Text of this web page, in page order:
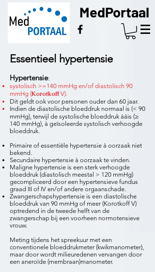
MedPortaal
Essentieel hypertensie
Hypertensie:
systolisch >=140 mmHg en/of diastolisch 90
mmHg (Korotkoff V).
Dit geldt ook voor personen ouder dan 60 jaar.
Indien de diastolische bloeddruk normaal is (< 90
mmHg), terwijl de systolische bloeddruk ááis (≥
140 mmHg), à geïsoleerde systolisch verhoogde
bloeddruk.
Primaire of essentiële hypertensie à oorzaak niet
bekend.
Secundaire hypertensie à oorzaak te vinden.
Maligne hypertensie is een sterk verhoogde
bloeddruk (diastolisch meestal > 120 mmHg)
gecompliceerd door een hypertensieve fundus
graad III of IV en/of andere orgaanschade.
Zwangerschapshypertensie is een diastolische
bloeddruk van 90 mmHg of meer (Korotkoff V)
optredend in de tweede helft van de
zwangerschap bij een voorheen normotensieve
vrouw.
Meting tijdens het spreekuur met een
conventionele bloeddrukmeter (kwikmanometer),
maar door wordt milieuredenen vervangen door
een aneroïde (membraan)manometer.